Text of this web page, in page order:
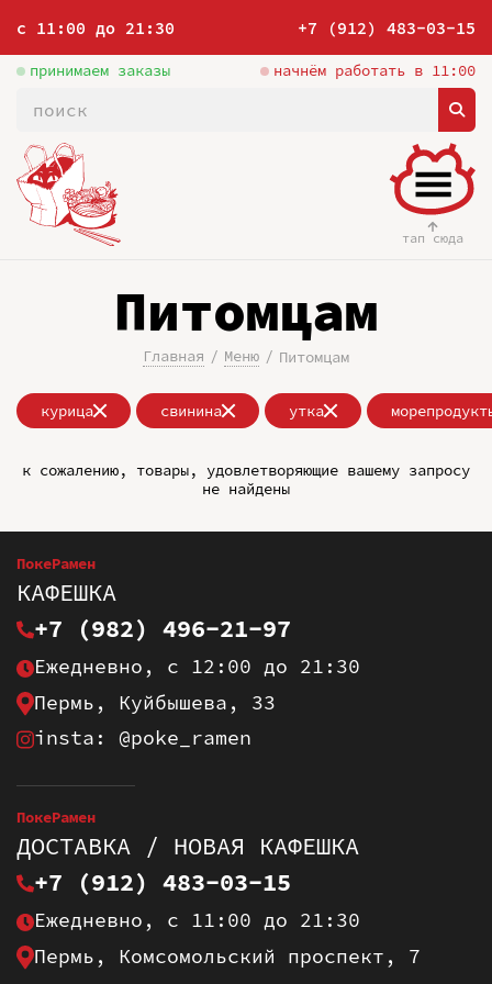
с 11:00 до 21:30 +7 (912) 483-03-15
принимаем заказы начнём работать в 11:00
тап сюда
Питомцам
Главная Меню Питомцам
курица свинина утка
к сожалению, товары, удовлетворяющие вашему запросу
не найдены
ПокеРамен
КАФЕШКА
+7 (982) 496-21-97
Ежедневно, с 12:00 до 21:30
Пермь, Куйбышева, 33
insta: @poke_ramen
ПокеРамен
ДОСТАВКА / НОВАЯ КАФЕШКА
+7 (912) 483-03-15
Ежедневно, с 11:00 до 21:30
Пермь, Комсомольский проспект, 7